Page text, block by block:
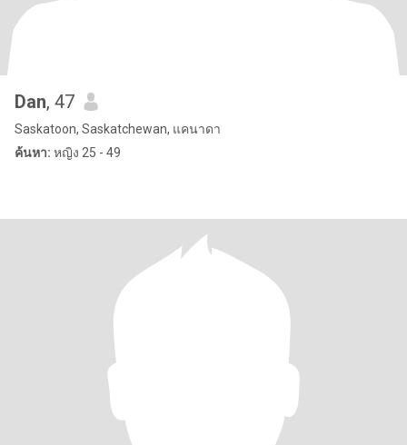
Dan, 47
Saskatoon, Saskatchewan, แคนาดา
ค้นหา: หญิง 25 - 49